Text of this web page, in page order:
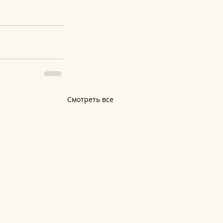
Смотреть все